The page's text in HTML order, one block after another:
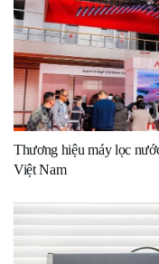
Thương hiệu máy lọc
Việt Nam